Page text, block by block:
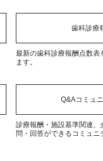
歯科診療
最新の歯科診療報酬点数表
ます。
Q&Aコミュ
診療報酬・施設基準関連、
問・回答ができるコミュニ